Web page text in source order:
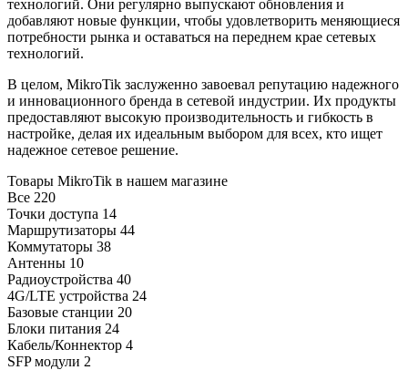
технологий. Они регулярно выпускают обновления и
добавляют новые функции, чтобы удовлетворить меняющиеся
потребности рынка и оставаться на переднем крае сетевых
технологий.
В целом, MikroTik заслуженно завоевал репутацию надежного
и инновационного бренда в сетевой индустрии. Их продукты
предоставляют высокую производительность и гибкость в
настройке, делая их идеальным выбором для всех, кто ищет
надежное сетевое решение.
Товары MikroTik в нашем магазине
Все 220
Точки доступа 14
Маршрутизаторы 44
Коммутаторы 38
Антенны 10
Радиоустройства 40
4G/LTE устройства 24
Базовые станции 20
Блоки питания 24
Кабель/Коннектор 4
SFP модули 2